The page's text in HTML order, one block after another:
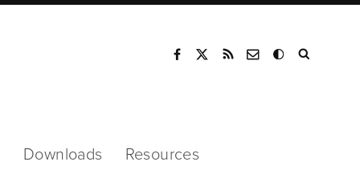
Downloads Resources